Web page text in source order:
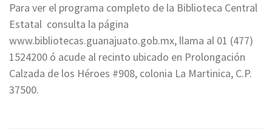
Para ver el programa completo de la Biblioteca Central
Estatal consulta la página
www.bibliotecas.guanajuato.gob.mx, llama al 01 (477)
1524200 ó acude al recinto ubicado en Prolongación
Calzada de los Héroes #908, colonia La Martinica, C.P.
37500.